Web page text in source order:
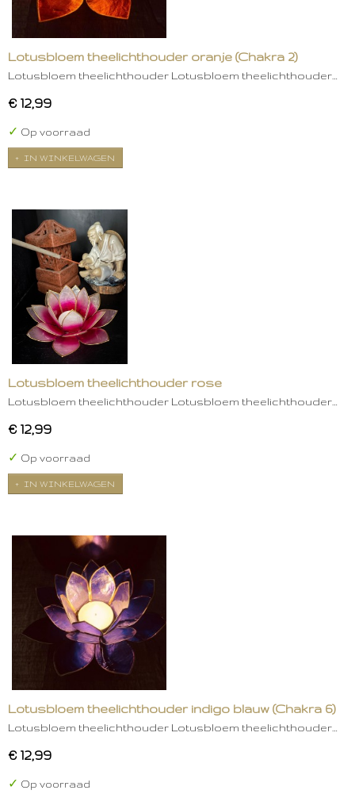
Lotusbloem theelichthouder oranje (Chakra 2)
Lotusbloem theelichthouder Lotusbloem theelichthouder…
€ 12,99
✓ Op voorraad
IN WINKELWAGEN
Lotusbloem theelichthouder rose
Lotusbloem theelichthouder Lotusbloem theelichthouder…
€ 12,99
✓ Op voorraad
IN WINKELWAGEN
Lotusbloem theelichthouder indigo blauw (Chakra 6)
Lotusbloem theelichthouder Lotusbloem theelichthouder…
€ 12,99
✓ Op voorraad